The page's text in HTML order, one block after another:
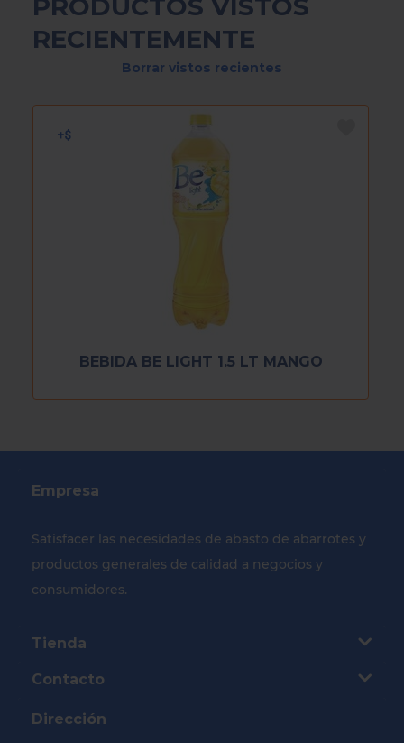
PRODUCTOS VISTOS
RECIENTEMENTE
Borrar vistos recientes
BEBIDA BE LIGHT 1.5 LT MANGO
Empresa
Satisfacer las necesidades de abasto de abarrotes y
productos generales de calidad a negocios y
consumidores.
Tienda
Contacto
Dirección